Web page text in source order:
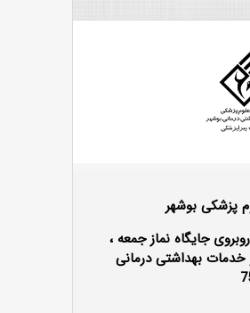
پزشکی بوشهر
جایگاه نماز جمعه ،
خدمات بهداشتی درمانی